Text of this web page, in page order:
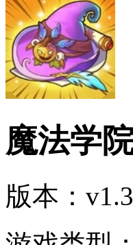
魔法学
版本：